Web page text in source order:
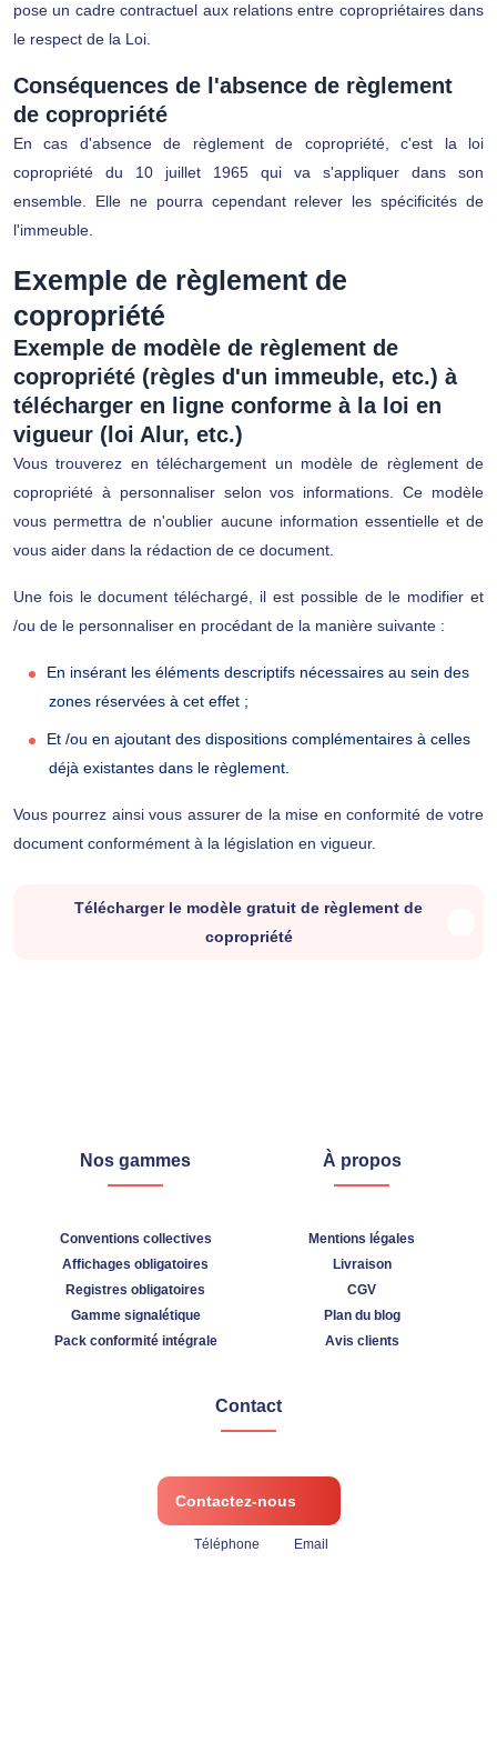
pose un cadre contractuel aux relations entre copropriétaires dans
le respect de la Loi.
Conséquences de l'absence de règlement
de copropriété
En cas d'absence de règlement de copropriété, c'est la loi
copropriété du 10 juillet 1965 qui va s'appliquer dans son
ensemble. Elle ne pourra cependant relever les spécificités de
l'immeuble.
Exemple de règlement de
copropriété
Exemple de modèle de règlement de
copropriété (règles d'un immeuble, etc.) à
télécharger en ligne conforme à la loi en
vigueur (loi Alur, etc.)
Vous trouverez en téléchargement un modèle de règlement de
copropriété à personnaliser selon vos informations. Ce modèle
vous permettra de n'oublier aucune information essentielle et de
vous aider dans la rédaction de ce document.
Une fois le document téléchargé, il est possible de le modifier et
/ou de le personnaliser en procédant de la manière suivante :
En insérant les éléments descriptifs nécessaires au sein des
zones réservées à cet effet ;
Et /ou en ajoutant des dispositions complémentaires à celles
déjà existantes dans le règlement.
Vous pourrez ainsi vous assurer de la mise en conformité de votre
document conformément à la législation en vigueur.
Télécharger le modèle gratuit de règlement de
copropriété
Nos gammes
Conventions collectives
Affichages obligatoires
Registres obligatoires
Gamme signalétique
Pack conformité intégrale
À propos
Mentions légales
Livraison
CGV
Plan du blog
Avis clients
Contact
Contactez-nous
Téléphone Email